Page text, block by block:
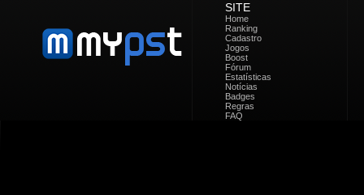
SITE
Home
Ranking
Cadastro
Jogos
Boost
Fórum
Estatísticas
Notícias
Badges
Regras
FAQ